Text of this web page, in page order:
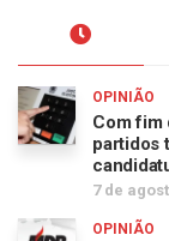
OPINIÃO
Com fim
partidos
7 de
OPINIÃO